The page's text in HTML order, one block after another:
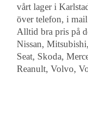
vårt lager i
över telefon, i
Alltid bra pris på
Nissan,
Seat, Skoda,
Reanult, Volvo,